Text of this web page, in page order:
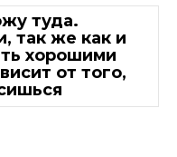
туда.
так же как и
хорошими
от того,